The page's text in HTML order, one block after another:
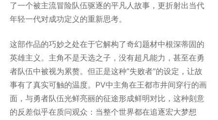
了一个被主流冒险队伍驱逐的平凡人故事，更折射出当代
年轻一代对成功定义的重新思考。
这部作品的巧妙之处在于它解构了奇幻题材中根深蒂固的
英雄主义。主角不是天选之子，没有超凡能力，甚至在勇
者队伍中被视为累赘。但正是这种”失败者”的设定，让故
事有了真实可触的温度。PV中主角在王都市井间穿行的画
面，与勇者队伍光鲜亮丽的征途形成鲜明对比，这种刻意
的反差似乎在质问观众：当整个世界都在追逐宏大梦想